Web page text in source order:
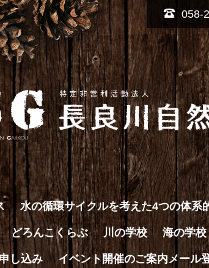
058-
水の循環サイクルを考えた4つの体系
どろんこくらぶ 川の学校 海の学校
し込み イベント開催のご案内メール